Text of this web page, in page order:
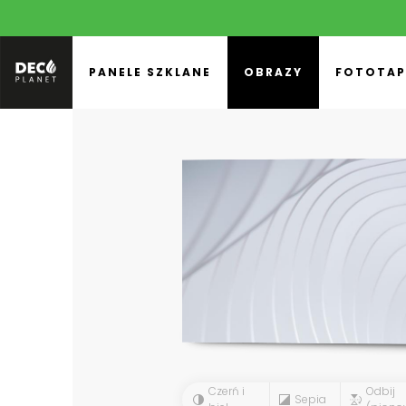
PANELE SZKLANE OBRAZY
Czerń i
Sepia
Odbij